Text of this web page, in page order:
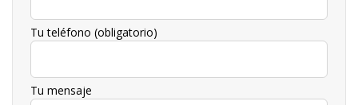
Tu teléfono (obligatorio)
Tu mensaje